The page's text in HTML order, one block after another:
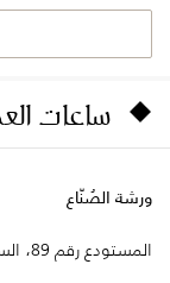
ساعات
ورشة الصُنّاع
المستودع رقم 89، السركال أفنيو